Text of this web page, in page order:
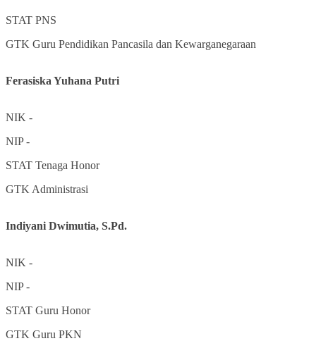
STAT PNS
GTK Guru Pendidikan Pancasila dan Kewarganegaraan
Ferasiska Yuhana Putri
NIK -
NIP-
STAT Tenaga Honor
GTK Administrasi
Indiyani Dwimutia, S.Pd.
NIK -
NIP-
STAT Guru Honor
GTK Guru PKN